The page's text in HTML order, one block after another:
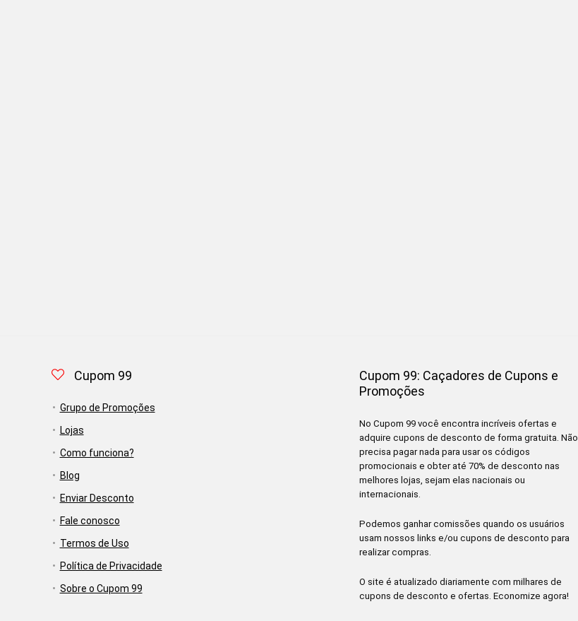
Cupom 99
Grupo de Promoções
Lojas
Como funciona?
Blog
Enviar Desconto
Fale conosco
Termos de Uso
Política de Privacidade
Sobre o Cupom 99
Cupom 99: Caçadores de Cupons e
Promoções
No Cupom 99 você encontra incríveis ofertas e
adquire cupons de desconto de forma gratuita. Não
precisa pagar nada para usar os códigos
promocionais e obter até 70% de desconto nas
melhores lojas, sejam elas nacionais ou
internacionais.
Podemos ganhar comissões quando os usuários
usam nossos links e/ou cupons de desconto para
realizar compras.
O site é atualizado diariamente com milhares de
cupons de desconto e ofertas. Economize agora!